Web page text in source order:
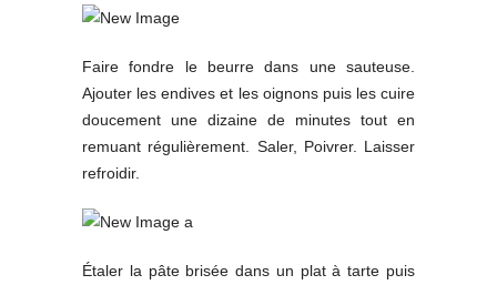
Faire fondre le beurre dans une sauteuse.
Ajouter les endives et les oignons puis les cuire
doucement une dizaine de minutes tout en
remuant régulièrement. Saler, Poivrer. Laisser
refroidir.
Étaler la pâte brisée dans un plat à tarte puis